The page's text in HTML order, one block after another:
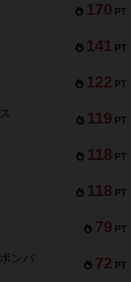
170 PT
141 PT
122 PT
119 PT
118 PT
118 PT
79 PT
72 PT
ンバ